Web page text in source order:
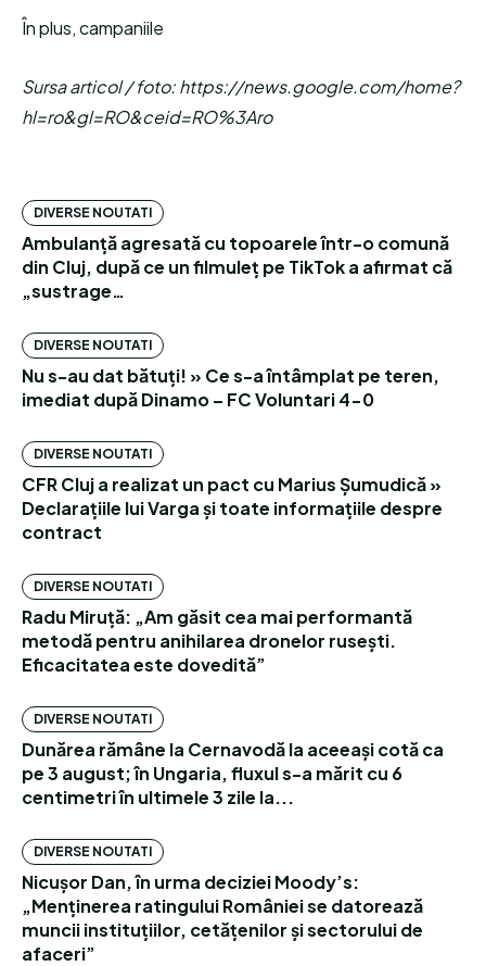
În plus, campaniile
Sursa articol / foto: https://news.google.com/home?
hl=ro&gl=RO&ceid=RO%3Aro
DIVERSE NOUTATI
Ambulanță agresată cu topoarele într-o comună
din Cluj, după ce un filmuleț pe TikTok a afirmat că
„sustrage…
DIVERSE NOUTATI
Nu s-au dat bătuți! » Ce s-a întâmplat pe teren,
imediat după Dinamo – FC Voluntari 4-0
DIVERSE NOUTATI
CFR Cluj a realizat un pact cu Marius Șumudică »
Declarațiile lui Varga și toate informațiile despre
contract
DIVERSE NOUTATI
Radu Miruță: „Am găsit cea mai performantă
metodă pentru anihilarea dronelor rusești.
Eficacitatea este dovedită”
DIVERSE NOUTATI
Dunărea rămâne la Cernavodă la aceeași cotă ca
pe 3 august; în Ungaria, fluxul s-a mărit cu 6
centimetri în ultimele 3 zile la...
DIVERSE NOUTATI
Nicușor Dan, în urma deciziei Moody’s:
„Menținerea ratingului României se datorează
muncii instituțiilor, cetățenilor și sectorului de
afaceri”